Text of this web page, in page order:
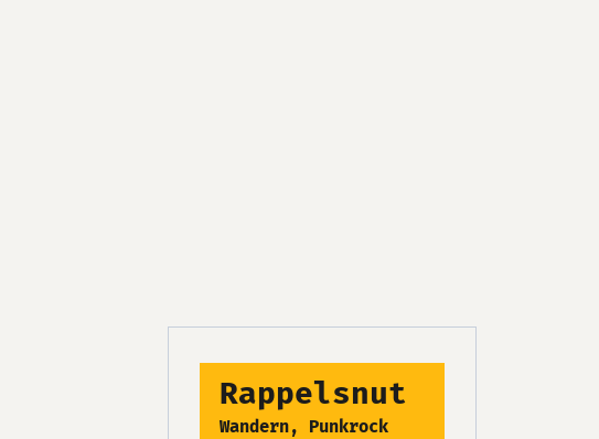
Rappelsnut
Wandern, Punkrock